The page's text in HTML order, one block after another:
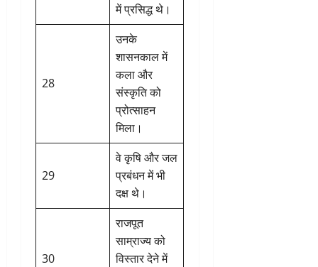
में प्रसिद्ध थे।
28
उनके
शासनकाल में
कला और
संस्कृति को
प्रोत्साहन
मिला।
29
वे कृषि और जल
प्रबंधन में भी
दक्ष थे।
30
राजपूत
साम्राज्य को
विस्तार देने में